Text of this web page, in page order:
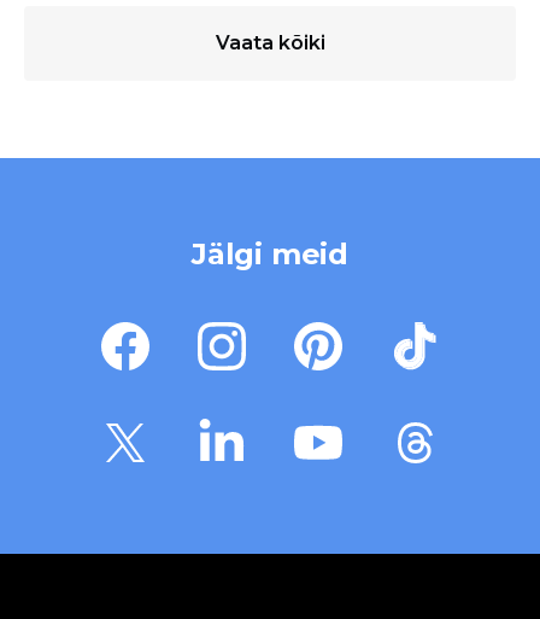
Vaata kõiki
Jälgi meid